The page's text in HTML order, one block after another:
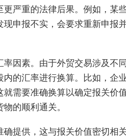
严重的法律后果。例如，某
申报不实，会要求重新申报
因素。由于外贸交易涉及不
的汇率进行换算。比如，企
需要准确换算以确定报关价
的顺利通关。
提供，这与报关价值密切相